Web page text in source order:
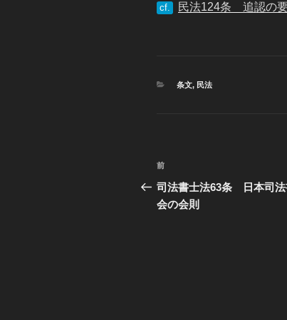
cf. 民法124条 追認の
カ
条文, 民法
投
稿
ナ
過
去
の
前
司法書士法63条 日本司法
会の会則